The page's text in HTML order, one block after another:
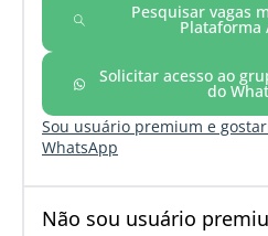
Pesquisar vagas
Plataforma
Solicitar acesso ao
do
Sou usuário premium e
WhatsApp
Não sou usuário